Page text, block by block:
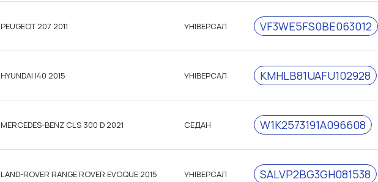
PEUGEOT 207 2011 УНІВЕРСАЛ VF3WE5FS0BE063012
HYUNDAI I40 2015 УНІВЕРСАЛ KMHLB81UAFU102928
MERCEDES-BENZ CLS 300 D 2021 СЕДАН W1K2573191A096608
LAND-ROVER RANGE ROVER EVOQUE 2015 УНІВЕРСАЛ SALVP2BG3GH081538